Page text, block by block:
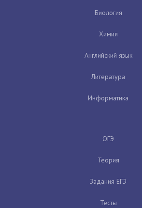
Биология
Химия
Английский язык
Литература
Информатика
ОГЭ
Теория
Задания ЕГЭ
Тесты